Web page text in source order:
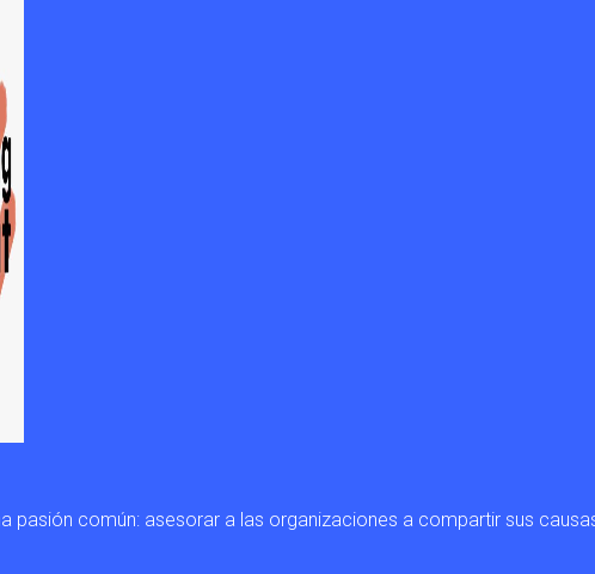
pasión común: asesorar a las organizaciones a compartir sus